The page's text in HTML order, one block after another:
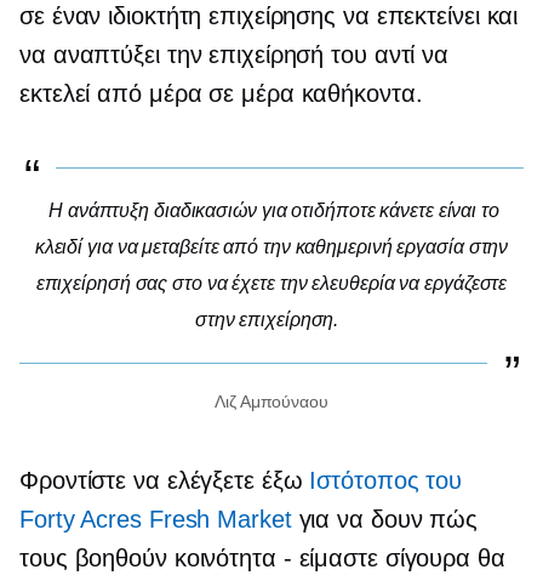
σε έναν ιδιοκτήτη επιχείρησης να επεκτείνει και
να αναπτύξει την επιχείρησή του αντί να
εκτελείαπό μέρα σε μέρα καθήκοντα.
Η ανάπτυξη διαδικασιών για οτιδήποτε κάνετε είναι το
κλειδί για να μεταβείτε από την καθημερινή εργασία στην
επιχείρησή σας στο να έχετε την ελευθερία να εργάζεστε
στην επιχείρηση.
Λιζ Αμπούναου
Φροντίστε να ελέγξετε έξω Ιστότοπος του
Forty Acres Fresh Marketγια να δουν πώς
τους βοηθούν κοινότητα - είμαστεσίγουρα θα